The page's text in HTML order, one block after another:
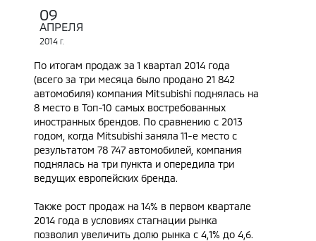
09
АПРЕЛЯ
2014 Г.
По итогам продаж за 1 квартал 2014 года
(всего за три месяца было продано 21 842
автомобиля) компания Mitsubishi поднялась на
8 место в Топ-10 самых востребованных
иностранных брендов. По сравнению с 2013
годом, когда Mitsubishi заняла 11-е место с
результатом 78 747 автомобилей, компания
поднялась на три пункта и опередила три
ведущих европейских бренда.
Также рост продаж на 14% в первом квартале
2014 года в условиях стагнации рынка
позволил увеличить долю рынка с 4,1% до 4,6.